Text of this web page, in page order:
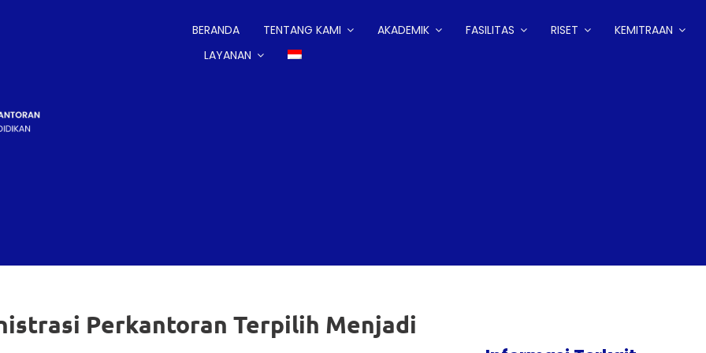
BERANDA TENTANG KAMI AKADEMIK FASILITAS RISET
KEMITRAAN
LAYANAN
Perkantoran Terpilih Menjadi